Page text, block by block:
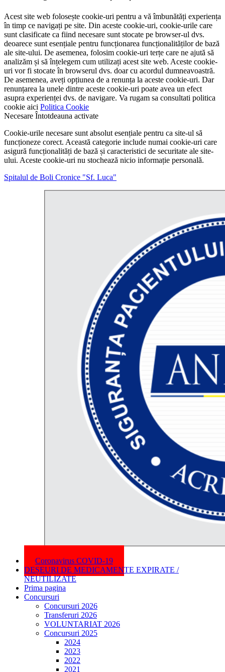
Acest site web folosește cookie-uri pentru a vă îmbunătăți experiența
în timp ce navigați pe site. Din aceste cookie-uri, cookie-urile care
sunt clasificate ca fiind necesare sunt stocate pe browser-ul dvs.
deoarece sunt esențiale pentru funcționarea funcționalităților de bază
ale site-ului. De asemenea, folosim cookie-uri terțe care ne ajută să
analizăm și să înțelegem cum utilizați acest site web. Aceste cookie-
uri vor fi stocate în browserul dvs. doar cu acordul dumneavoastră.
De asemenea, aveți opțiunea de a renunța la aceste cookie-uri. Dar
renunțarea la unele dintre aceste cookie-uri poate avea un efect
asupra experienței dvs. de navigare. Va rugam sa consultati politica
cookie aici Politica Cookie
Necesare Întotdeauna activate
Cookie-urile necesare sunt absolut esențiale pentru ca site-ul să
funcționeze corect. Această categorie include numai cookie-uri care
asigură funcționalități de bază și caracteristici de securitate ale site-
ului. Aceste cookie-uri nu stochează nicio informație personală.
Spitalul de Boli Cronice "Sf. Luca"
Coronavirus COVID-19
DEȘEURI DE MEDICAMENTE EXPIRATE /
NEUTILIZATE
Prima pagina
Concursuri
Concursuri 2026
Transferuri 2026
VOLUNTARIAT 2026
Concursuri 2025
2024
2023
2022
2021